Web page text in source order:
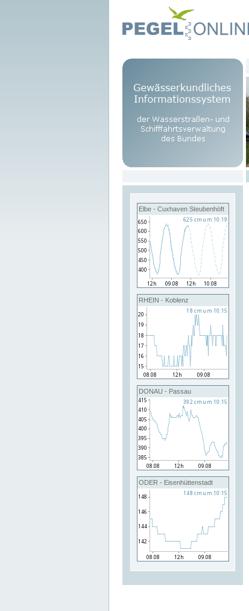
Elbe - Cuxhaven Steubenhöft
RHEIN - Koblenz
DONAU - Passau
ODER - Eisenhüttenstadt